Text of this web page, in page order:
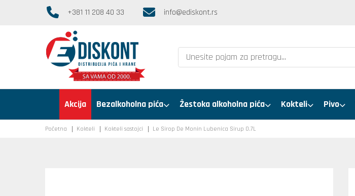
+381 11 208 40 33 info@ediskont.rs
Akcija Bezalkoholna pića Žestoka alkoholna pića Kokteli Pivo
Početna Kokteli Kokteli sastojci Le Sirop De Monin Lubenica Sirup 0.7L